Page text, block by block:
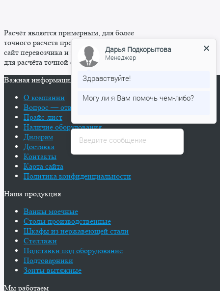
Расчёт является примерным, для более
точного расчёта просьба переходить на
сайт перевозчика и заполнить все поля
для расчёта точной стоимости перевозки.
Важная информация
О компании
Вопрос — ответ
Прайс-лист
Наличие оборудования
Дилерам
Доставка
Контакты
Карта сайта
Политика конфиденциальности
Наша продукция
Ванны моечные
Столы производственные
Шкафы из нержавеющей стали
Стеллажи
Подставки под оборудование
Подтоварники
Зонты вытяжные
Мы работаем